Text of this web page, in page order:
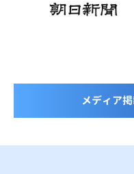
メディア